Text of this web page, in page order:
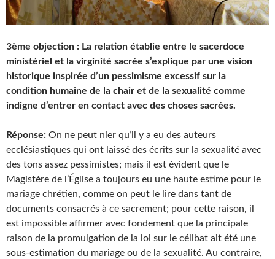
3ème objection : La relation établie entre le sacerdoce
ministériel et la virginité sacrée s’explique par une vision
historique inspirée d’un pessimisme excessif sur la
condition humaine de la chair et de la sexualité comme
indigne d’entrer en contact avec des choses sacrées.
Réponse: On ne peut nier qu’il y a eu des auteurs
ecclésiastiques qui ont laissé des écrits sur la sexualité avec
des tons assez pessimistes; mais il est évident que le
Magistère de l’Église a toujours eu une haute estime pour le
mariage chrétien, comme on peut le lire dans tant de
documents consacrés à ce sacrement; pour cette raison, il
est impossible affirmer avec fondement que la principale
raison de la promulgation de la loi sur le célibat ait été une
sous-estimation du mariage ou de la sexualité. Au contraire,